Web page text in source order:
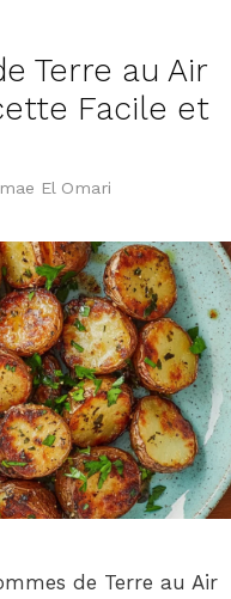
Terre au Air
Facile et
El Omari
de Terre au Air